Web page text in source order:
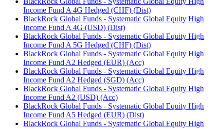
Income Fund A 4G Hedged (CHF) (Dist)
BlackRock Global Funds - Systematic Global Equity High
Income Fund A 4G (USD) (Dist)
BlackRock Global Funds - Systematic Global Equity High
Income Fund A 5G Hedged (CHF) (Dist)
BlackRock Global Funds - Systematic Global Equity High
Income Fund A2 Hedged (EUR) (Acc)
BlackRock Global Funds - Systematic Global Equity High
Income Fund A2 Hedged (SGD) (Acc)
BlackRock Global Funds - Systematic Global Equity High
Income Fund A2 (USD) (Acc)
BlackRock Global Funds - Systematic Global Equity High
Income Fund A5 Hedged (EUR) (Dist)
BlackRock Global Funds - Systematic Global Equity High